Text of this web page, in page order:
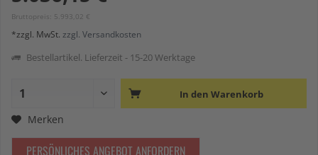
Bruttopreis: 5.993,02 €
*zzgl. MwSt. zzgl. Versandkosten
Bestellartikel. Lieferzeit - 15-20 Werktage
In den Warenkorb
Merken
PERSÖNLICHES ANGEBOT ANFORDERN